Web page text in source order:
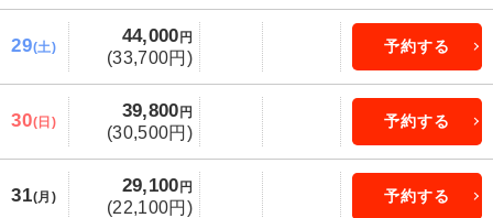
29(土)
44,000 円
(33,700円)
予約する
30(日)
39,800 円
(30,500円)
予約する
31(月)
29,100 円
(22,100円)
予約する